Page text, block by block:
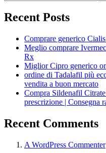
Recent Posts
Comprare generico
Meglio comprare
Rx
Miglior Cipro generico
ordine di Tadalafil più
vendita a buon mercato
Compra Sildenafil
prescrizione | Consegna
Recent Comments
A WordPress Commenter